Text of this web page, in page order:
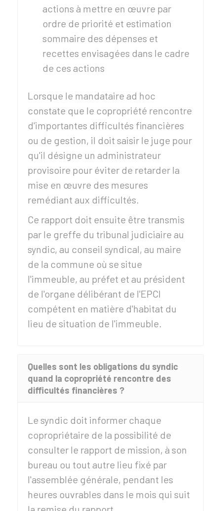
actions à mettre en œuvre par
ordre de priorité et estimation
sommaire des dépenses et
recettes envisagées dans le cadre
de ces actions
Lorsque le mandataire ad hoc
constate que le copropriété rencontre
d'importantes difficultés financières
ou de gestion, il doit saisir le juge pour
qu'il désigne un administrateur
provisoire pour éviter de retarder la
mise en œuvre des mesures
remédiant aux difficultés.
Ce rapport doit ensuite être transmis
par le greffe du tribunal judiciaire au
syndic, au conseil syndical, au maire
de la commune où se situe
l'immeuble, au préfet et au président
de l'organe délibérant de l'EPCI
compétent en matière d'habitat du
lieu de situation de l'immeuble.
Quelles sont les obligations du syndic
quand la copropriété rencontre des
difficultés financières ?
Le syndic doit informer chaque
copropriétaire de la possibilité de
consulter le rapport de mission, à son
bureau ou tout autre lieu fixé par
l'assemblée générale, pendant les
heures ouvrables dans le mois qui suit